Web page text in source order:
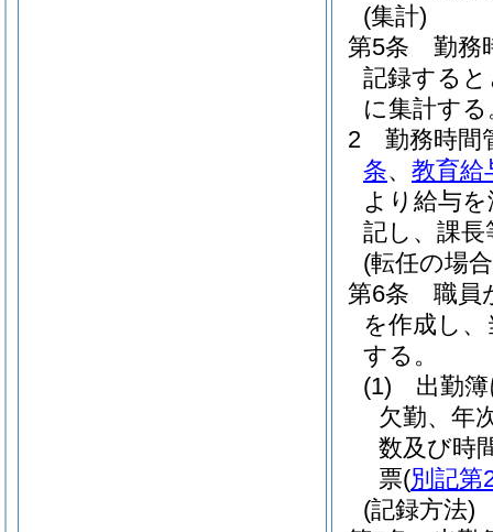
(集計)
第5条
勤務
記録する
に集計する
2
勤務時間
条、 教育給
より給与
記し、課
(転任の場
第6条
職員
を作成し
する。
(1)
出勤
欠勤、年
数及び時
票(別記第
(記録方法)